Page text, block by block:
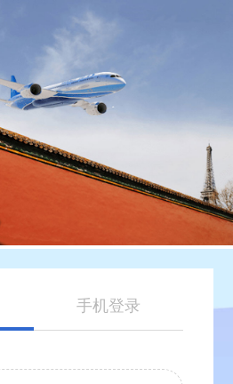
手机登录